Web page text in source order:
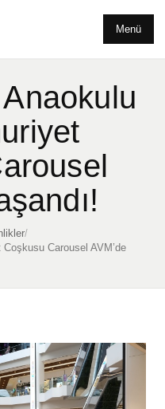
Menü
/
Carousel AVM’de